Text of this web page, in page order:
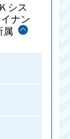
シス
ナン
属